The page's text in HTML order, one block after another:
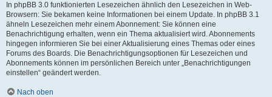
In phpBB 3.0 funktionierten Lesezeichen ähnlich den Lesezeichen in Web-
Browsern: Sie bekamen keine Informationen bei einem Update. In phpBB 3.1
ähneln Lesezeichen mehr einem Abonnement: Sie können eine
Benachrichtigung erhalten, wenn ein Thema aktualisiert wird. Abonnements
hingegen informieren Sie bei einer Aktualisierung eines Themas oder eines
Forums des Boards. Die Benachrichtigungsoptionen für Lesezeichen und
Abonnements können im persönlichen Bereich unter „Benachrichtigungen
einstellen“ geändert werden.
Nach oben